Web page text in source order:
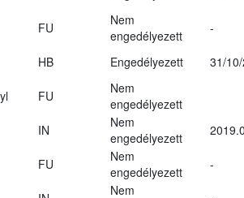
FU
Nem
engedélyezett
-
HB Engedélyezett 31/
FU
Nem
engedélyezett
IN
Nem
engedélyezett
FU
Nem
engedélyezett
-
Nem